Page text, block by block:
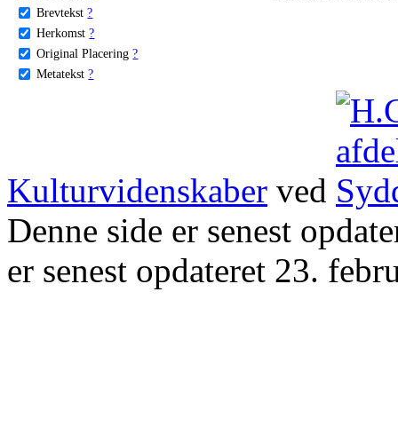
Brevtekst ?
Herkomst ?
Original Placering ?
Metatekst ?
Kulturvidenskaber ved
Denne side er senest
er senest opdateret 23.